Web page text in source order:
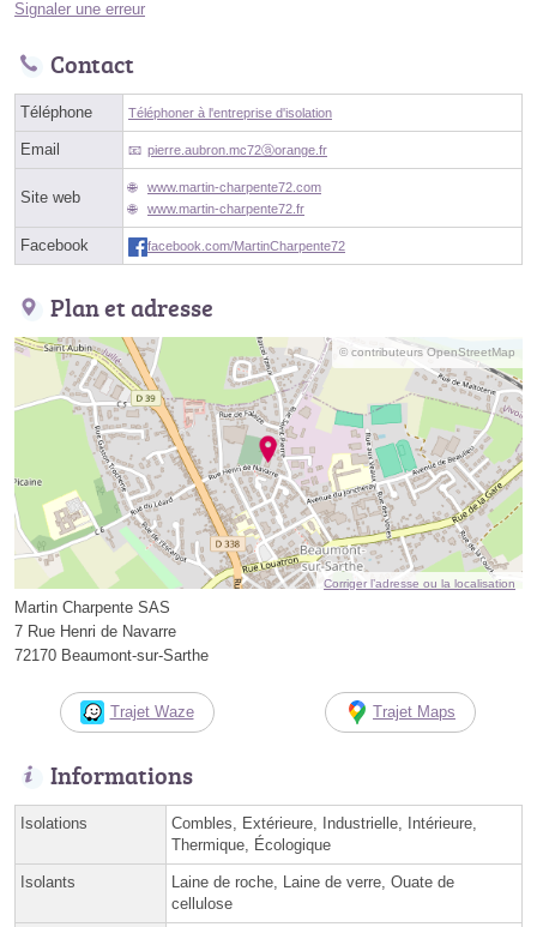
Signaler une erreur
Contact
Téléphone Téléphoner à l'entreprise d'isolation
Email pierre.aubron.mc72ⓐorange.fr
Site web
www.martin-charpente72.com
www.martin-charpente72.fr
Facebook facebook.com/MartinCharpente72
Plan et adresse
© contributeurs OpenStreetMap
Corriger l’adresse ou la localisation
Martin Charpente SAS
7 Rue Henri de Navarre
72170 Beaumont-sur-Sarthe
Trajet Waze Trajet Maps
Informations
Isolations
Combles, Extérieure, Industrielle, Intérieure,
Thermique, Écologique
Isolants
Laine de roche, Laine de verre, Ouate de
cellulose